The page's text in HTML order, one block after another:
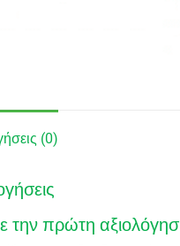
(0)
την πρώτη